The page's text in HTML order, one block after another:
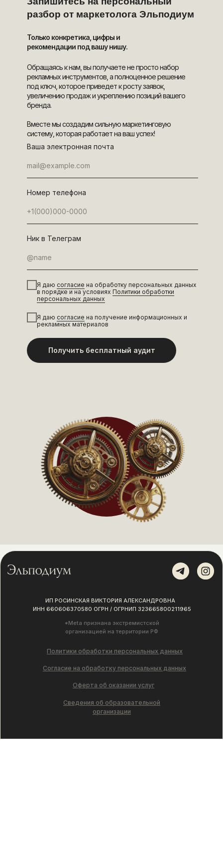
Ваша электронная почта
Номер телефона
Ник в Телеграм
Я даю согласие на обработку персональных данных
в порядке и на условиях Политики обработки
персональных данных
Я даю согласие на получение информационных и
рекламных материалов
Получить бесплатный аудит
разбор от маркетолога Эльподиум
Обращаясь к нам, вы получаете не просто набор
рекламных инструментов, а полноценное решение
под ключ, которое приведет к росту заявок,
увеличению продаж и укреплению позиций вашего
бренда.
Вместе мы создадим сильную маркетинговую
систему, которая работает на ваш успех!
Только конкретика, цифры и
рекомендации под вашу нишу.
Согласие на обработку персональных данных
Оферта об оказании услуг
Сведения об образовательной
организации
Политики обработки персональных данных
*Meta признана экстремистской
организацией на территории РФ
ИП РОСИНСКАЯ ВИКТОРИЯ АЛЕКСАНДРОВНА
ИНН 660606370580 ОГРН / ОГРНИП 323665800211965